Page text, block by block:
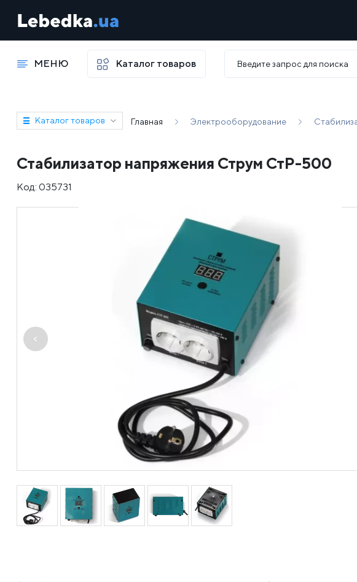
МЕНЮ Каталог товаров
Каталог товаров Главная Электрооборудование
Стабилизатор напряжения Струм СтР-500
Код: 035731